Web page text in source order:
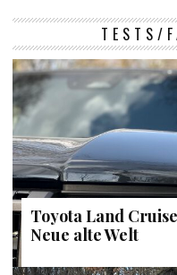
TESTS/
Toyota Land
Neue alte Welt